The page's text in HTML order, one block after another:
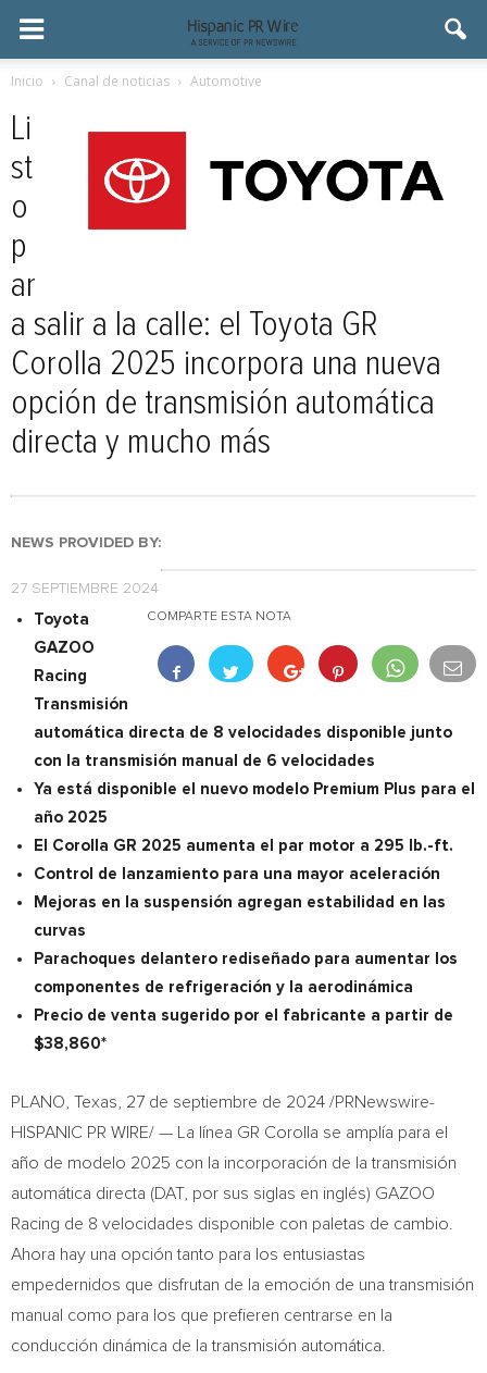
Inicio Canal de noticias Automotive
Li
st
o
p
ar
a salir a la calle: el Toyota GR
Corolla 2025 incorpora una nueva
opción de transmisión automática
directa y mucho más
NEWS PROVIDED BY:
27 SEPTIEMBRE 2024
COMPARTE ESTA NOTA
Toyota
GAZOO
Racing
Transmisión
automática directa de 8 velocidades disponible junto
con la transmisión manual de 6 velocidades
Ya está disponible el nuevo modelo Premium Plus para el
año 2025
El Corolla GR 2025 aumenta el par motor a 295 lb.-ft.
Control de lanzamiento para una mayor aceleración
Mejoras en la suspensión agregan estabilidad en las
curvas
Parachoques delantero rediseñado para aumentar los
componentes de refrigeración y la aerodinámica
Precio de venta sugerido por el fabricante a partir de
$38,860*
PLANO, Texas 27 de septiembre de 2024 /PRNewswire-
HISPANIC PR WIRE/ — La línea GR Corolla se amplía para el
año de modelo 2025 con la incorporación de la transmisión
automática directa (DAT, por sus siglas en inglés) GAZOO
Racing de 8 velocidades disponible con paletas de cambio.
Ahora hay una opción tanto para los entusiastas
empedernidos que disfrutan de la emoción de una transmisión
manual como para los que prefieren centrarse en la
conducción dinámica de la transmisión automática.